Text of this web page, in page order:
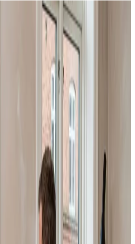
i Bogense
Bogense have professionel
Vi dimensionerer,
store anlæg til haller, lager,
— efter BR18 og Arbejdstilsynets